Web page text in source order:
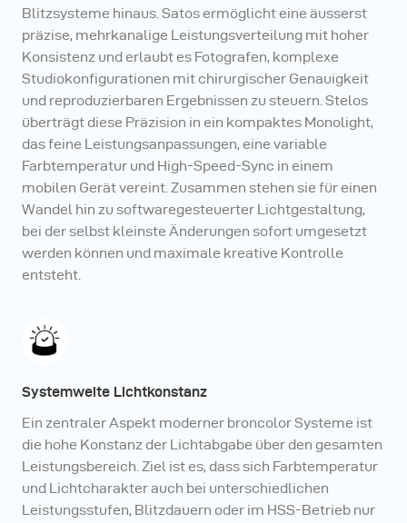
Blitzsysteme hinaus. Satos ermöglicht eine äusserst
präzise, mehrkanalige Leistungsverteilung mit hoher
Konsistenz und erlaubt es Fotografen, komplexe
Studiokonfigurationen mit chirurgischer Genauigkeit
und reproduzierbaren Ergebnissen zu steuern. Stelos
überträgt diese Präzision in ein kompaktes Monolight,
das feine Leistungsanpassungen, eine variable
Farbtemperatur und High-Speed-Sync in einem
mobilen Gerät vereint. Zusammen stehen sie für einen
Wandel hin zu softwaregesteuerter Lichtgestaltung,
bei der selbst kleinste Änderungen sofort umgesetzt
werden können und maximale kreative Kontrolle
entsteht.
Systemweite Lichtkonstanz
Ein zentraler Aspekt moderner broncolor Systeme ist
die hohe Konstanz der Lichtabgabe über den gesamten
Leistungsbereich. Ziel ist es, dass sich Farbtemperatur
und Lichtcharakter auch bei unterschiedlichen
Leistungsstufen, Blitzdauern oder im HSS-Betrieb nur